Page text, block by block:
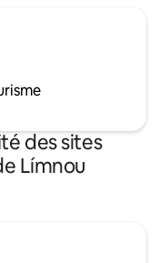
des sites
Límnou